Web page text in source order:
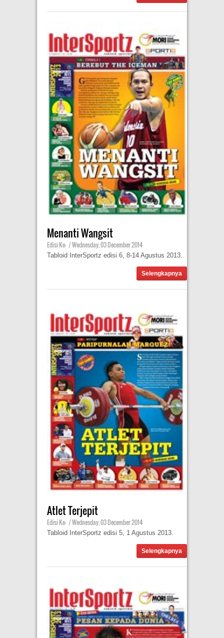
Menanti Wangsit
Edisi Ke- | Wednesday, 03 December 2014
Tabloid InterSportz edisi 6, 8-14 Agustus 2013.
Selengkapnya
Atlet Terjepit
Edisi Ke- | Wednesday, 03 December 2014
Tabloid InterSportz edisi 5, 1 Agustus 2013.
Selengkapnya